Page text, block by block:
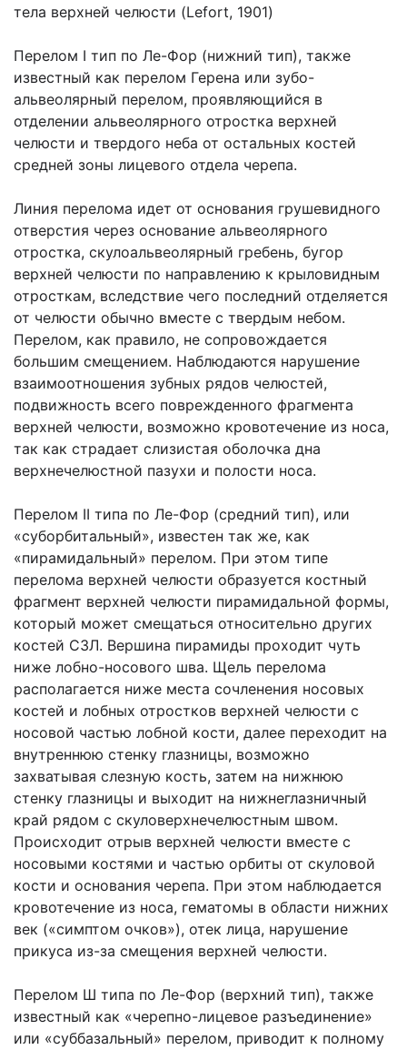
тела верхней челюсти (Lefort, 1901)
Перелом I тип по Ле-Фор (нижний тип), также
известный как перелом Герена или зубо-
альвеолярный перелом, проявляющийся в
отделении альвеолярного отростка верхней
челюсти и твердого неба от остальных костей
средней зоны лицевого отдела черепа.
Линия перелома идет от основания грушевидного
отверстия через основание альвеолярного
отростка, скулоальвеолярный гребень, бугор
верхней челюсти по направ­лению к крыловидным
отросткам, вследствие чего последний отделяется
от челюсти обычно вместе с твердым небом.
Перелом, как правило, не сопровождается
большим смещением. Наблюдаются нарушение
взаимоотношения зубных рядов челюстей,
подвижность всего поврежденного фрагмента
верхней челюсти, возможно кровотечение из носа,
так как страдает слизистая оболочка дна
верхнечелюстной пазухи и полости носа.
Перелом II типа по Ле-Фор (средний тип), или
«суборбитальный», известен так же, как
«пирамидальный» перелом. При этом типе
перелома верхней челюсти образуется костный
фрагмент верхней челюсти пирамидальной формы,
который может смещаться относительно других
костей СЗЛ. Вершина пирамиды проходит чуть
ниже лобно-носо­вого шва. Щель перелома
располагается ниже места сочленения носовых
костей и лобных отростков верхней челюсти с
носовой частью лобной кости, далее переходит на
внутреннюю стенку глазницы, возможно
захватывая слезную кость, затем на нижнюю
стенку глазницы и выходит на нижнеглазничный
край рядом с скуловерхнечелюстным швом.
Происходит отрыв верхней челюсти вместе с
носовыми костями и частью орбиты от скуловой
кости и основания черепа. При этом наблюдается
кровотечение из носа, гематомы в области нижних
век («симптом очков»), отек лица, нарушение
прикуса из-за смещения верхней челюсти.
Перелом Ш типа по Ле-Фор (верхний тип), также
известный как «черепно-лицевое разъединение»
или «суббазальный» перелом, приводит к полному